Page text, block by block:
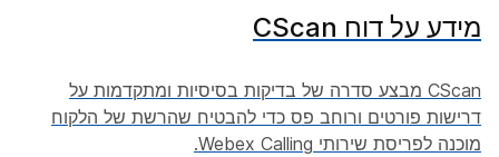
מידע על דוח CScan
CScan מבצע סדרה של בדיקות בסיסיות ומתקדמות על
דרישות פורטים ורוחב פס כדי להבטיח שהרשת של הלקוח
מוכנה לפריסת שירותי Webex Calling.